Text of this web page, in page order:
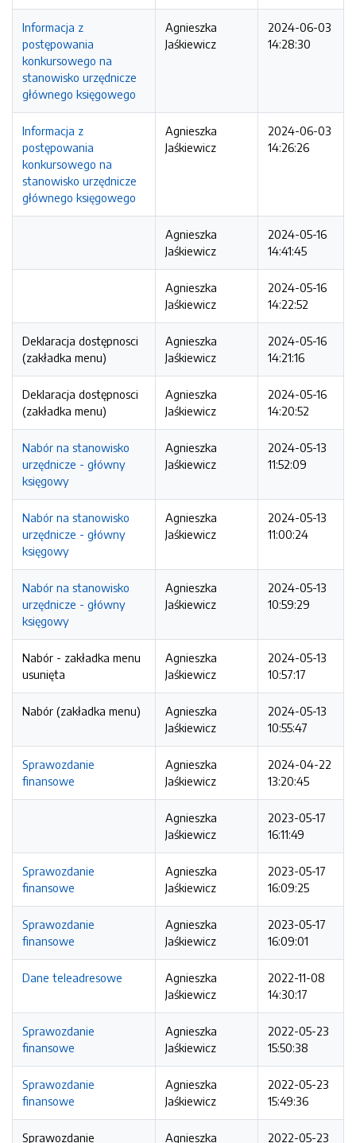
Informacja z
postępowania
konkursowego na
stanowisko urzędnicze
głównego księgowego
Agnieszka
Jaśkiewicz
2024-06-03
14:28:30
Informacja z
postępowania
konkursowego na
stanowisko urzędnicze
głównego księgowego
Agnieszka
Jaśkiewicz
2024-06-03
14:26:26
Agnieszka
Jaśkiewicz
2024-05-16
14:41:45
Agnieszka
Jaśkiewicz
2024-05-16
14:22:52
Deklaracja dostępnosci
(zakładka menu)
Agnieszka
Jaśkiewicz
2024-05-16
14:21:16
Deklaracja dostępnosci
(zakładka menu)
Agnieszka
Jaśkiewicz
2024-05-16
14:20:52
Nabór na stanowisko
urzędnicze - główny
księgowy
Agnieszka
Jaśkiewicz
2024-05-13
11:52:09
Nabór na stanowisko
urzędnicze - główny
księgowy
Agnieszka
Jaśkiewicz
2024-05-13
11:00:24
Nabór na stanowisko
urzędnicze - główny
księgowy
Agnieszka
Jaśkiewicz
2024-05-13
10:59:29
Nabór - zakładka menu
usunięta
Agnieszka
Jaśkiewicz
2024-05-13
10:57:17
Nabór (zakładka menu)
Agnieszka
Jaśkiewicz
2024-05-13
10:55:47
Sprawozdanie
finansowe
Agnieszka
Jaśkiewicz
2024-04-22
13:20:45
Agnieszka
Jaśkiewicz
2023-05-17
16:11:49
Sprawozdanie
finansowe
Agnieszka
Jaśkiewicz
2023-05-17
16:09:25
Sprawozdanie
finansowe
Agnieszka
Jaśkiewicz
2023-05-17
16:09:01
Dane teleadresowe
Agnieszka
Jaśkiewicz
2022-11-08
14:30:17
Sprawozdanie
finansowe
Agnieszka
Jaśkiewicz
2022-05-23
15:50:38
Sprawozdanie
finansowe
Agnieszka
Jaśkiewicz
2022-05-23
15:49:36
Sprawozdanie
Agnieszka
2022-05-23